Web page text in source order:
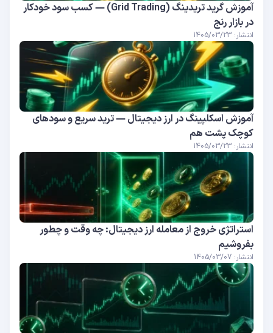
آموزش گرید تریدینگ (Grid Trading) — کسب سود خودکار
در بازار رنج
انتشار: 1405/03/23
آموزش اسکلپینگ در ارز دیجیتال — ترید سریع و سودهای
کوچک پشت هم
انتشار: 1405/03/23
استراتژی خروج از معامله ارز دیجیتال: چه وقت و چطور
بفروشیم
انتشار: 1405/03/07